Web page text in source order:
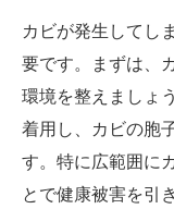
カビが発生してし
要です。まずは、
環境を整えましょ
着用し、カビの胞
す。特に広範囲に
とで健康被害を引